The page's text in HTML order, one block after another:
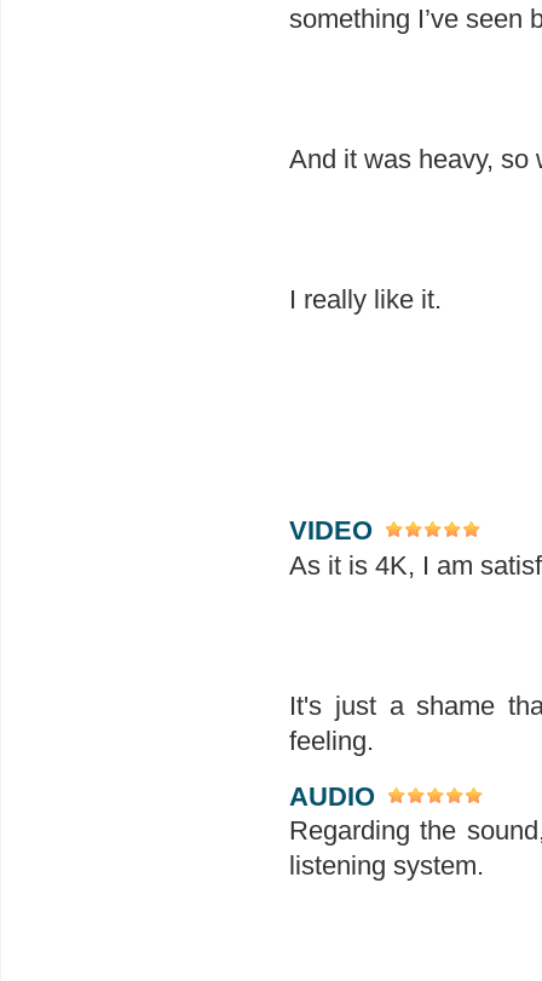
something I’ve seen
And it was heavy, so
I really like it.
VIDEO
As it is 4K, I am
It's just a shame
feeling.
AUDIO
Regarding the
listening system.